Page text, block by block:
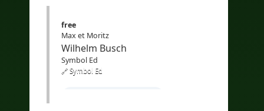
#altyazılarTürkçe
#sous-titresbilingues
#IA
#İkidilli
free
Max et Moritz
Wilhelm Busch
Symbol Ed
🔗 Symbol Ed